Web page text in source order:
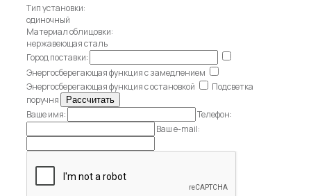
Тип установки:
одиночный
Материал облицовки:
нержавеющая сталь
Город поставки:
Энергосберегающая функция с замедлением
Энергосберегающая функция с остановкой
Подсветка
поручня
Ваше имя:
Телефон:
Ваш e-mail: